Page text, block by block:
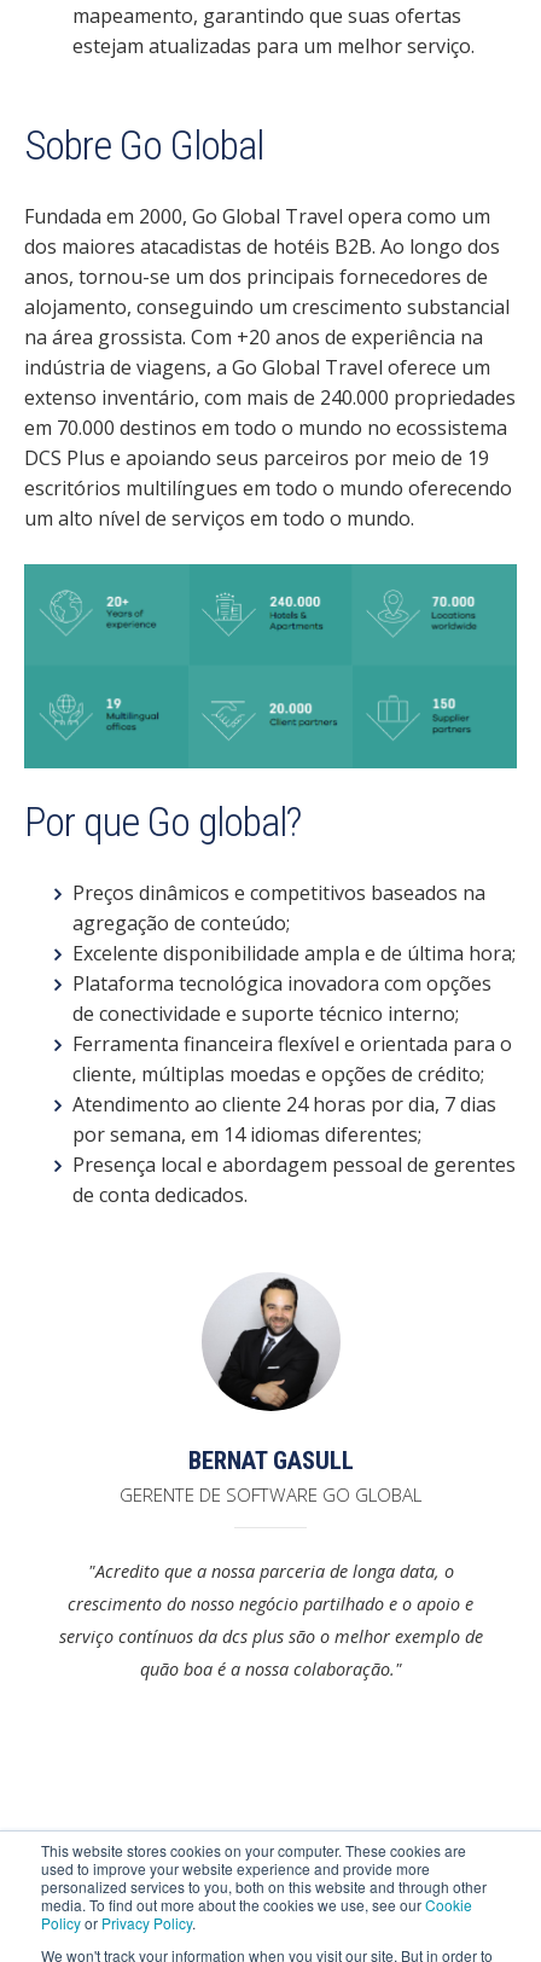
This website stores cookies on your computer. These cookies are
used to improve your website experience and provide more
personalized services to you, both on this website and through other
media. To find out more about the cookies we use, see ourCookie
Policyor Privacy Policy.
We won't track your information when you visit our site. But in order to
mapeamento, garantindo que suas ofertas
estejam atualizadas para um melhor serviço.
Sobre Go Global
Fundada em 2000, Go Global Travel opera como um
dos maiores atacadistas de hotéis B2B. Ao longo dos
anos, tornou-se um dos principais fornecedores de
alojamento, conseguindo um crescimento substancial
na área grossista. Com +20 anos de experiência na
indústria de viagens, a Go Global Travel oferece um
extenso inventário, com mais de 240.000 propriedades
em 70.000 destinos em todo o mundo no ecossistema
DCS Plus e apoiando seus parceiros por meio de 19
escritórios multilíngues em todo o mundo oferecendo
um alto nível de serviços em todo o mundo.
Por que Go global?
Preços dinâmicos e competitivos baseados na
agregação de conteúdo;
Excelente disponibilidade ampla e de última hora;
Plataforma tecnológica inovadora com opções
de conectividade e suporte técnico interno;
Ferramenta financeira flexível e orientada para o
cliente, múltiplas moedas e opções de crédito;
Atendimento ao cliente 24 horas por dia, 7 dias
por semana, em 14 idiomas diferentes;
Presença local e abordagem pessoal de gerentes
de conta dedicados.
BERNAT GASULL
GERENTE DE SOFTWARE GO GLOBAL
"Acredito que a nossa parceria de longa data, o
crescimento do nosso negócio partilhado e o apoio e
serviço contínuos da dcs plus são o melhor exemplo de
quão boa é a nossa colaboração."
Interessado em se conectar com a Go Global
Travel na IRIX?